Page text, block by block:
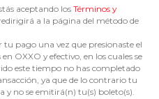
aceptando los Términos y
a la página del método de
pago una vez que presionaste el
OXXO y efectivo, en los cuales se
este tiempo no has completado
ya que de lo contrario tu
y no se emitirá(n) tu(s) boleto(s).